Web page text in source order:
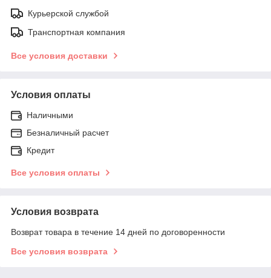
Курьерской службой
Транспортная компания
Все условия доставки
Условия оплаты
Наличными
Безналичный расчет
Кредит
Все условия оплаты
Условия возврата
Возврат товара в течение 14 дней по договоренности
Все условия возврата